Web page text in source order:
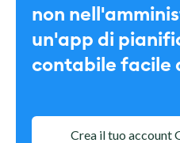
non
un'app di
contabile facile
Crea il tuo account